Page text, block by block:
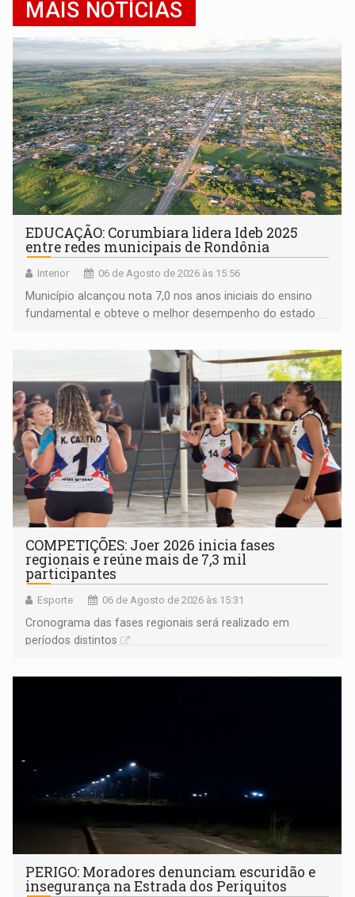
MAIS NOTÍCIAS
EDUCAÇÃO: Corumbiara lidera Ideb 2025
entre redes municipais de Rondônia
Interior 06 de Agosto de 2026 às 15:56
Município alcançou nota 7,0 nos anos iniciais do ensino
fundamental e obteve o melhor desempenho do estado
COMPETIÇÕES: Joer 2026 inicia fases
regionais e reúne mais de 7,3 mil
participantes
Esporte 06 de Agosto de 2026 às 15:31
Cronograma das fases regionais será realizado em
períodos distintos
PERIGO: Moradores denunciam escuridão e
insegurança na Estrada dos Periquitos